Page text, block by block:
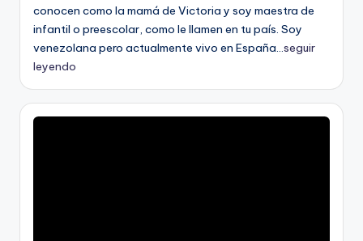
conocen como la mamá de Victoria y soy maestra de
infantil o preescolar, como le llamen en tu país. Soy
venezolana pero actualmente vivo en España...seguir
leyendo